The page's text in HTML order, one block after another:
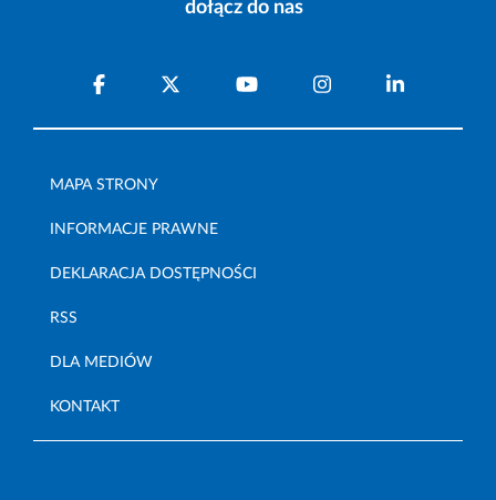
dołącz do nas
MAPA STRONY
INFORMACJE PRAWNE
DEKLARACJA DOSTĘPNOŚCI
RSS
DLA MEDIÓW
KONTAKT